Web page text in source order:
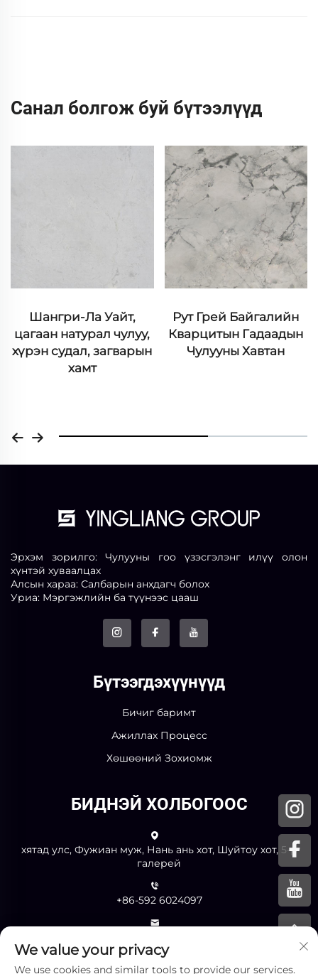
Санал болгож буй бүтээлүүд
Рут Грей Байгалийн
Кварцитын Гадаадын
Чулууны Хавтан
CNC Хавтан
Эрхэм зорилго: Чулууны гоо үзэсгэлэнг илүү олон
хүнтэй хуваалцах
Алсын хараа: Салбарын анхдагч болох
Уриа: Мэргэжлийн ба түүнээс цааш
Бүтээгдэхүүнүүд
Бичиг баримт
Ажиллах Процесс
Хөшөөний Зохиомж
БИДНЭЙ ХОЛБОГООС
хятад улс, Фужиан муж, Нань ань хот, Шуйтоу хот, 5-р
галерей
+86-592 6024097
We value your privacy
We use cookies and similar tools to provide our services.